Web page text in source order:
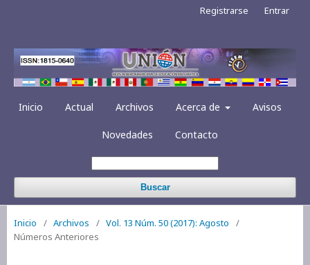
Inicio Actual Archivos Acerca de Avisos
Novedades Contacto
Buscar
Registrarse Entrar
Inicio / Archivos / Vol. 13 Núm. 50 (2017): Agosto
/
Números Anteriores